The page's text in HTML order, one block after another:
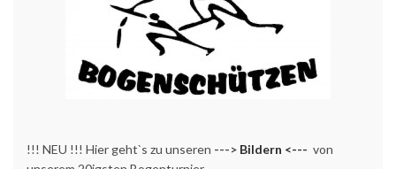
!!! NEU !!! Hier geht`s zu unseren ---> Bildern <--- von